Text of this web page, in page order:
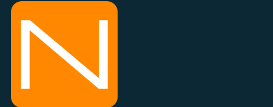
ALICE 2
cena po 1m
min 0,5m + 0,1m
info na 034 300 300